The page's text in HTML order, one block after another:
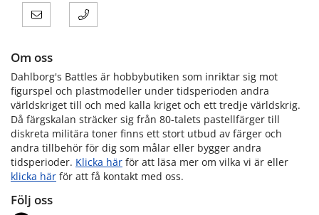
Om oss
Dahlborg's Battles är hobbybutiken som inriktar sig mot
figurspel och plastmodeller under tidsperioden andra
världskriget till och med kalla kriget och ett tredje världskrig.
Då färgskalan sträcker sig från 80-talets pastellfärger till
diskreta militära toner finns ett stort utbud av färger och
andra tillbehör för dig som målar eller bygger andra
tidsperioder. Klicka här för att läsa mer om vilka vi är eller
klicka här för att få kontakt med oss.
Följ oss